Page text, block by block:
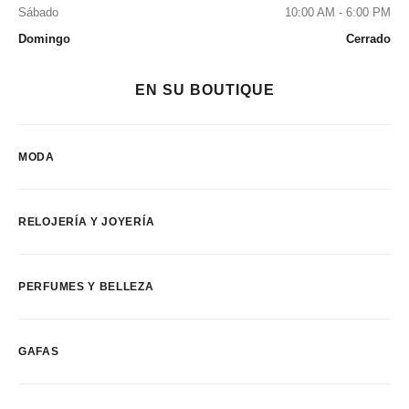
Sábado
10:00 AM - 6:00 PM
Domingo
Cerrado
EN SU BOUTIQUE
MODA
RELOJERÍA Y JOYERÍA
PERFUMES Y BELLEZA
GAFAS